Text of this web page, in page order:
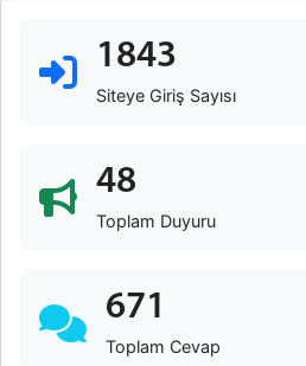
1843
Siteye Giriş Sayısı
48
Toplam Duyuru
671
Toplam Cevap